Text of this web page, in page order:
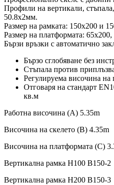
Профили на вертикали,
50.8х2мм.
Размер на рамката: 150х200 и
Размер на платформата:
Бързи връзки с автоматично
Бързо сглобяване без
Стъпала против
Регулируема височина на
Отговаря на стандарт
кв.м
Работна височина (А) 5.35m
Височина на скелето (B) 4.35m
Височина на платформата (C)
Вертикална рамка H100 B150-2
Вертикална рамка H200 B150-3